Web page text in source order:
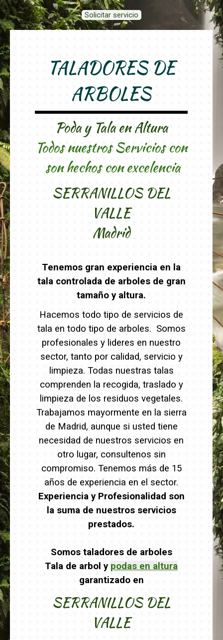
Solicitar servicio
TALADORES DE
ARBOLES
Poda y Tala en Altura
Todos nuestros Servicios con
son hechos con excelencia
SERRANILLOS DEL
VALLE
Madrid
Tenemos gran experiencia en la
tala controlada de arboles de gran
tamaño y altura.
Hacemos todo tipo de servicios de
tala en todo tipo de arboles. Somos
profesionales y lideres en nuestro
sector, tanto por calidad, servicio y
limpieza. Todas nuestras talas
comprenden la recogida, traslado y
limpieza de los residuos vegetales.
Trabajamos mayormente en la sierra
de Madrid, aunque si usted tiene
necesidad de nuestros servicios en
otro lugar, consultenos sin
compromiso. Tenemos más de 15
años de experiencia en el sector.
Experiencia y Profesionalidad son
la suma de nuestros servicios
prestados.
Somos taladores de arboles
Tala de arbol y podas en altura
garantizado en
SERRANILLOS DEL
VALLE